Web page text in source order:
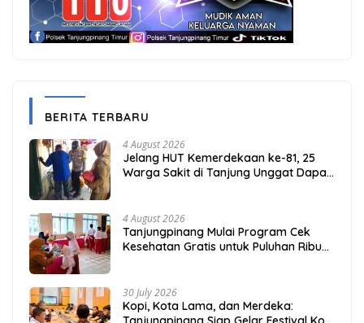
BERITA TERBARU
4 August 2026
Jelang HUT Kemerdekaan ke-81, 25
Warga Sakit di Tanjung Unggat Dapat
4 August 2026
Tanjungpinang Mulai Program Cek
Kesehatan Gratis untuk Puluhan Ribu
30 July 2026
Kopi, Kota Lama, dan Merdeka: